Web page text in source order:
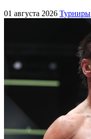
01 августа 2026 Турниры